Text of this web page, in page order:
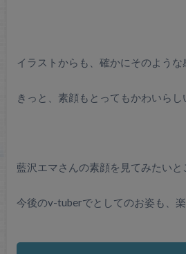
イラストからも、確かにそのような
きっと、素顔もとってもかわいらし
藍沢エマさんの素顔を見てみたい
今後のv-tuberでとしてのお姿も、楽